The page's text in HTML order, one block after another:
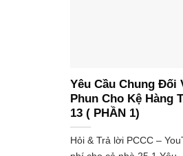
Yêu Cầu Chung Đối
Phun Cho Kệ Hàng
13 ( PHẦN 1)
Hỏi & Trả lời PCCC –